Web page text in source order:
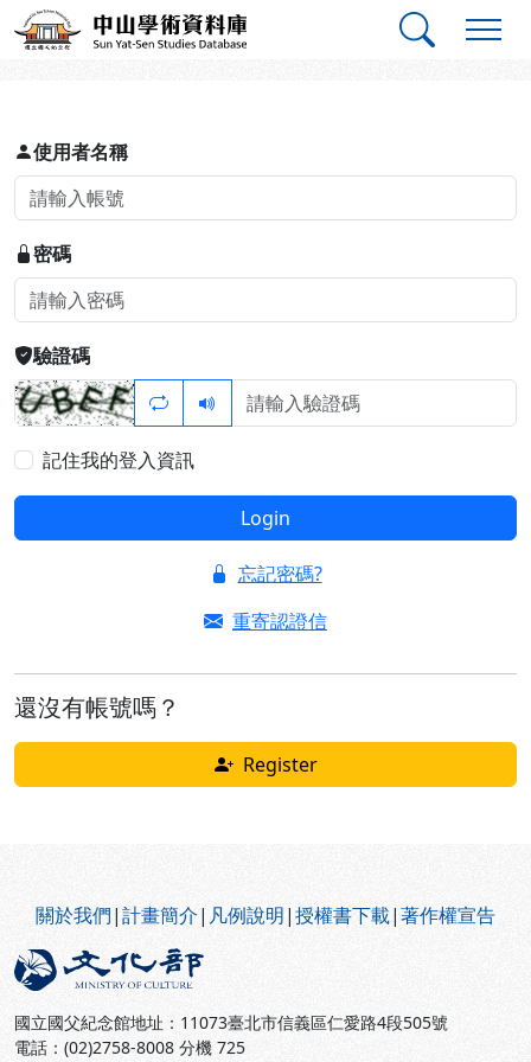
跳到主要內容
中山學術資料庫
登入
使用者名稱
密碼
驗證碼
記住我的登入資訊
Login
忘記密碼?
重寄認證信
還沒有帳號嗎？
Register
關於我們|計畫簡介| 凡例說明|授權書下載|著作權宣告
國立國父紀念館地址：11073臺北市信義區仁愛路4段505號
電話：(02)2758-8008 分機 725